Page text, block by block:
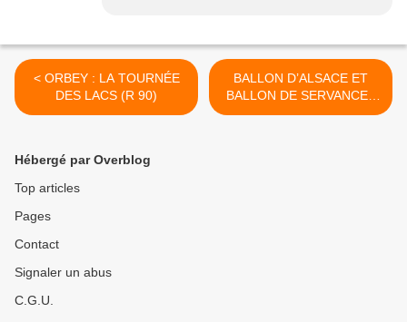
< ORBEY : LA TOURNÉE
DES LACS (R 90)
BALLON D’ALSACE ET
BALLON DE SERVANCE :
LE CIRCUIT DES CHALETS
Hébergé par Overblog
Top articles
Pages
Contact
Signaler un abus
C.G.U.